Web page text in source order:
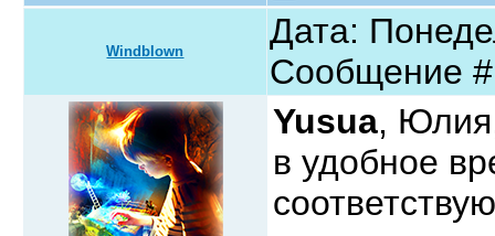
Windblown
Дата:
Сообщение
Yusua,
в удобное